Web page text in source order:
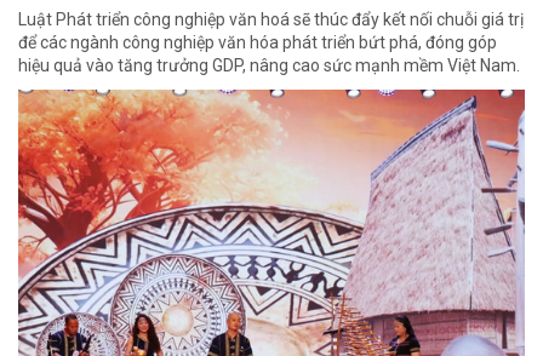
Luật Phát triển công nghiệp văn hoá sẽ thúc đẩy kết nối chuỗi giá trị
để các ngành công nghiệp văn hóa phát triển bứt phá, đóng góp
hiệu quả vào tăng trưởng GDP, nâng cao sức mạnh mềm Việt Nam.